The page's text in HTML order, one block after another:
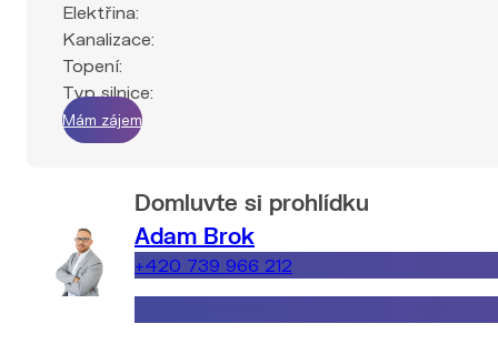
Elektřina:
Kanalizace:
Topení:
Typ silnice:
Mám zájem
Domluvte si prohlídku
Adam Brok
+420 739 966 212